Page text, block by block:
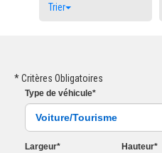
Trier
* Critères Obligatoires
Type de véhicule*
Largeur* Hauteur*